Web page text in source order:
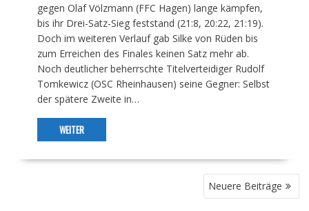
gegen Olaf Völzmann (FFC Hagen) lange kämpfen,
bis ihr Drei-Satz-Sieg feststand (21:8, 20:22, 21:19).
Doch im weiteren Verlauf gab Silke von Rüden bis
zum Erreichen des Finales keinen Satz mehr ab.
Noch deutlicher beherrschte Titelverteidiger Rudolf
Tomkewicz (OSC Rheinhausen) seine Gegner: Selbst
der spätere Zweite in…
WEITER
Neuere Beiträge